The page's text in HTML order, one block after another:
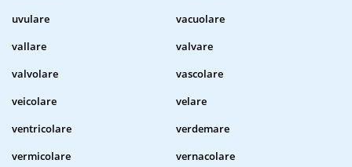
uvulare
vacuolare
vallare
valvare
valvolare
vascolare
veicolare
velare
ventricolare
verdemare
vermicolare
vernacolare